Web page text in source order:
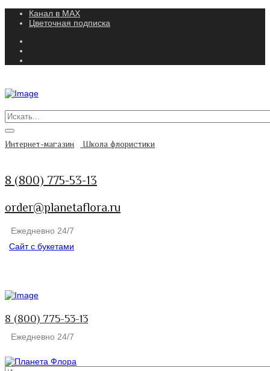
Канал в MAX
Цветочная подписка
Интернет-магазин Школа флористики
8 (800) 775-53-13
order@planetaflora.ru
Ежедневно 24/7
Сайт с букетами
8 (800) 775-53-13
Ежедневно 24/7